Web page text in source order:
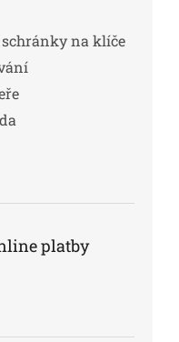
na klíče
platby